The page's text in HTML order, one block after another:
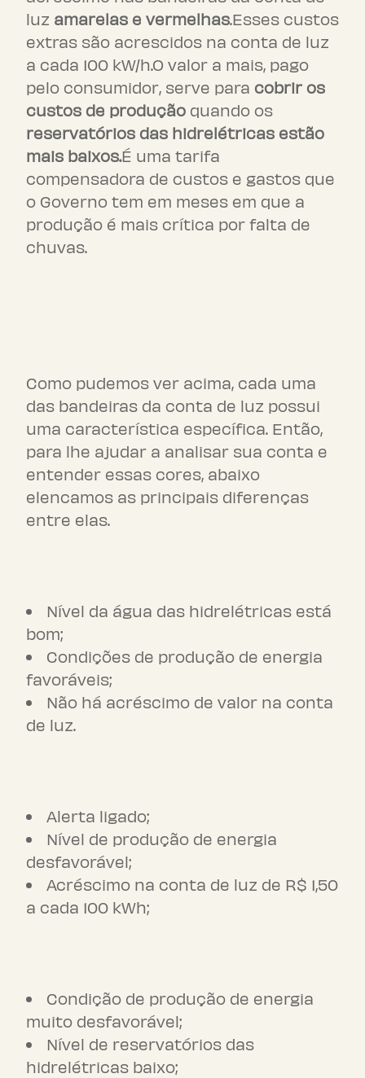
luz amarelas e vermelhas.Esses custos
extras são acrescidos na conta de luz
a cada 100 kW/h.O valor a mais, pago
pelo consumidor, serve para cobrir os
custos de produção quando os
reservatórios das hidrelétricas estão
mais baixos.É uma tarifa
compensadora de custos e gastos que
o Governo tem em meses em que a
produção é mais crítica por falta de
chuvas.
Como pudemos ver acima, cada uma
das bandeiras da conta de luz possui
uma característica específica. Então,
para lhe ajudar a analisar sua conta e
entender essas cores, abaixo
elencamos as principais diferenças
entre elas.
Nível da água das hidrelétricas está
bom;
Condições de produção de energia
favoráveis;
Não há acréscimo de valor na conta
de luz.
Alerta ligado;
Nível de produção de energia
desfavorável;
Acréscimo na conta de luz de R$ 1,50
a cada 100 kWh;
Condição de produção de energia
muito desfavorável;
Nível de reservatórios das
hidrelétricas baixo;